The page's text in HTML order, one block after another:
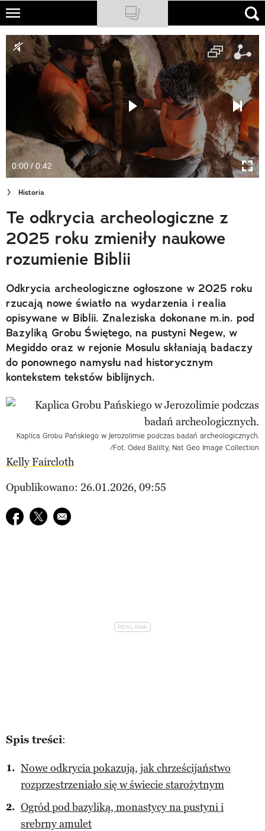
Skip
main
content
NATIONAL GEOGRAPHIC
TRAVELER
PODCASTY
Newsletter
Cuda Polski
Wielki Konkurs Fotograficzny
Trendbook Podróżniczy
Polecane
0:00 / 0:42
Historia
Te odkrycia archeologiczne z
2025 roku zmieniły naukowe
rozumienie Biblii
Odkrycia archeologiczne ogłoszone w 2025 roku
rzucają nowe światło na wydarzenia i realia
opisywane w Biblii. Znaleziska dokonane m.in. pod
Bazyliką Grobu Świętego, na pustyni Negew, w
Megiddo oraz w rejonie Mosulu skłaniają badaczy
do ponownego namysłu nad historycznym
kontekstem tekstów biblijnych.
Kaplica Grobu Pańskiego w Jerozolimie podczas badań archeologicznych.
/Fot. Oded Balilty, Nat Geo Image Collection
Kelly Faircloth
Opublikowano: 26.01.2026, 09:55
Udostępnij na facebook
Udostępnij na twitter
E-mail do przyjaciela
Spis treści:
Nowe odkrycia pokazują, jak chrześcijaństwo
rozprzestrzeniało się w świecie starożytnym
Ogród pod bazyliką, monastycy na pustyni i
srebrny amulet